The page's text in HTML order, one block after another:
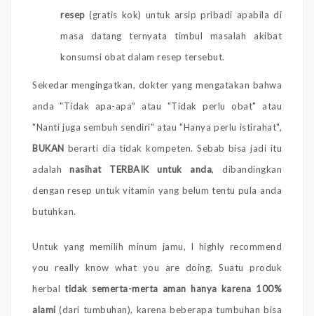
resep (gratis kok) untuk arsip pribadi apabila di
masa datang ternyata timbul masalah akibat
konsumsi obat dalam resep tersebut.
Sekedar mengingatkan, dokter yang mengatakan bahwa
anda "Tidak apa-apa" atau "Tidak perlu obat" atau
"Nanti juga sembuh sendiri" atau "Hanya perlu istirahat",
BUKAN berarti dia tidak kompeten. Sebab bisa jadi itu
adalahnasihat TERBAIK untuk anda, dibandingkan
dengan resep untuk vitamin yang belum tentu pula anda
butuhkan.
Untuk yang memilih minum jamu, I highly recommend
you really know what you are doing. Suatu produk
herbaltidak semerta-merta aman hanya karena 100%
alami (dari tumbuhan), karena beberapa tumbuhan bisa